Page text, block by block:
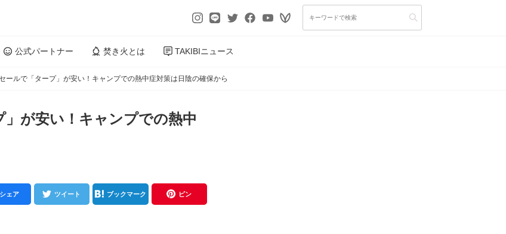
公式パートナー 焚き火とは TAKIBIニュース
ールで「タープ」が安い！キャンプでの熱中症対策は日陰の確保から
が安い！キャンプでの熱中
シェア ツイート ブックマーク ピン